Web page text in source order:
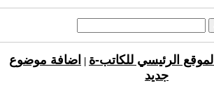
الموقع الرئيسي للكاتب-ة
اضافة موضوع
جديد